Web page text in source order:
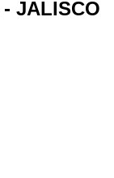
JALISCO